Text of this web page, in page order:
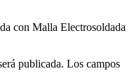
con Malla Electrosoldada
publicada. Los campos